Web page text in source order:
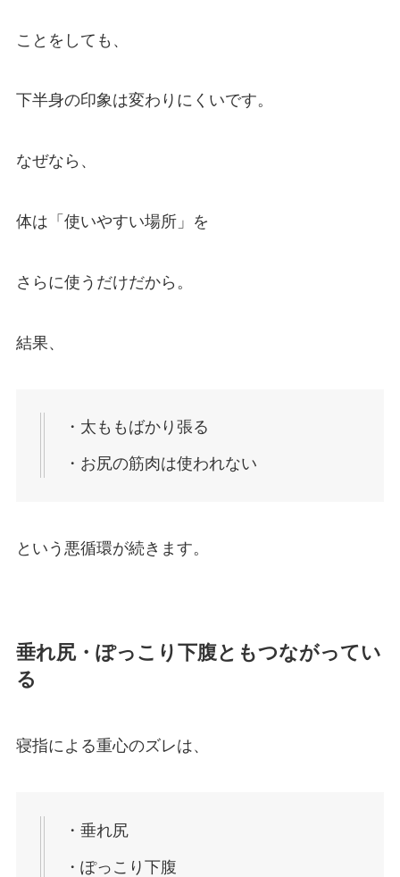
ことをしても、
下半身の印象は変わりにくいです。
なぜなら、
体は「使いやすい場所」を
さらに使うだけだから。
結果、
・太ももばかり張る
・お尻の筋肉は使われない
という悪循環が続きます。
垂れ尻・ぽっこり下腹ともつながってい
る
寝指による重心のズレは、
・垂れ尻
・ぽっこり下腹